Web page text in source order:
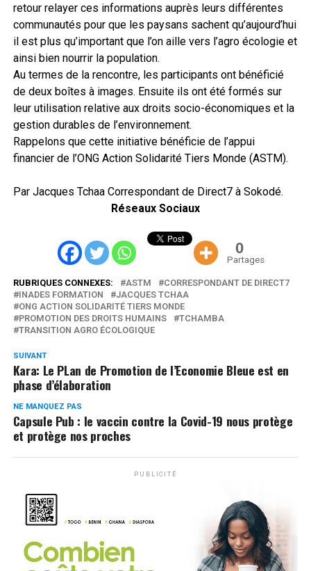
retour relayer ces informations auprès leurs différentes
communautés pour que les paysans sachent qu’aujourd’hui
il est plus qu’important que l’on aille vers l’agro écologie et
ainsi bien nourrir la population.
Au termes de la rencontre, les participants ont bénéficié
de deux boîtes à images. Ensuite ils ont été formés sur
leur utilisation relative aux droits socio-économiques et la
gestion durables de l’environnement.
Rappelons que cette initiative bénéficie de l’appui
financier de l’ONG Action Solidarité Tiers Monde (ASTM).
Par Jacques Tchaa Correspondant de Direct7 à Sokodé.
Réseaux Sociaux
0
Partages
RUBRIQUES CONNEXES: ASTM
CORRESPONDANT DE DIRECT7
INADES FORMATION
JACQUES TCHAA
ONG ACTION SOLIDARITÉ TIERS MONDE
PROMOTION DES DROITS HUMAINS
TCHAMBA
TRANSITION AGRO ÉCOLOGIQUE
SUIVANT
Kara: Le PLan de Promotion de l’Economie Bleue est en
phase d’élaboration
NE MANQUEZ PAS
Capsule Pub : le vaccin contre la Covid-19 nous protège
et protège nos proches
PUBLICITÉ